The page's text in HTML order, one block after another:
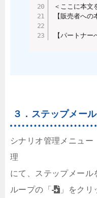
＜ここに本
【販売
【パー
３．ステップメー
シナリオ管理メニュ
理
にて、ステップメール
ループの「
」をクリ